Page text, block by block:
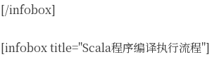
[/infobox]
[infobox title="Scala程序编译执行流程"]